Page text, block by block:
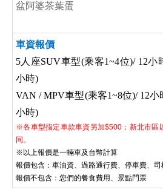
盆阿婆茶葉蛋
車資報價
5人座SUV車型(乘客1~4位)/ 12小
小時)
VAN / MPV車型(乘客1~8位)/ 12小
小時)
※各車型指定車款車資另加$500；新北市區
同。
※以上報價是一輛車及台幣計算
報價包含：車油資、過路通行費、停車費、
報價不包含：您們的餐食費用、景點門票